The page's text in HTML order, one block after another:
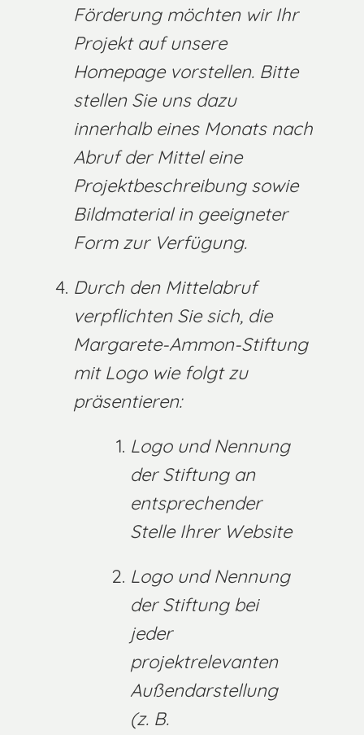
Förderung möchten wir Ihr
Projekt auf unsere
Homepage vorstellen. Bitte
stellen Sie uns dazu
innerhalb eines Monats nach
Abruf der Mittel eine
Projektbeschreibung sowie
Bildmaterial in geeigneter
Form zur Verfügung.
Durch den Mittelabruf
verpflichten Sie sich, die
Margarete-Ammon-Stiftung
mit Logo wie folgt zu
präsentieren:
Logo und Nennung
der Stiftung an
entsprechender
Stelle Ihrer Website
Logo und Nennung
der Stiftung bei
jeder
projektrelevanten
Außendarstellung
(z. B.